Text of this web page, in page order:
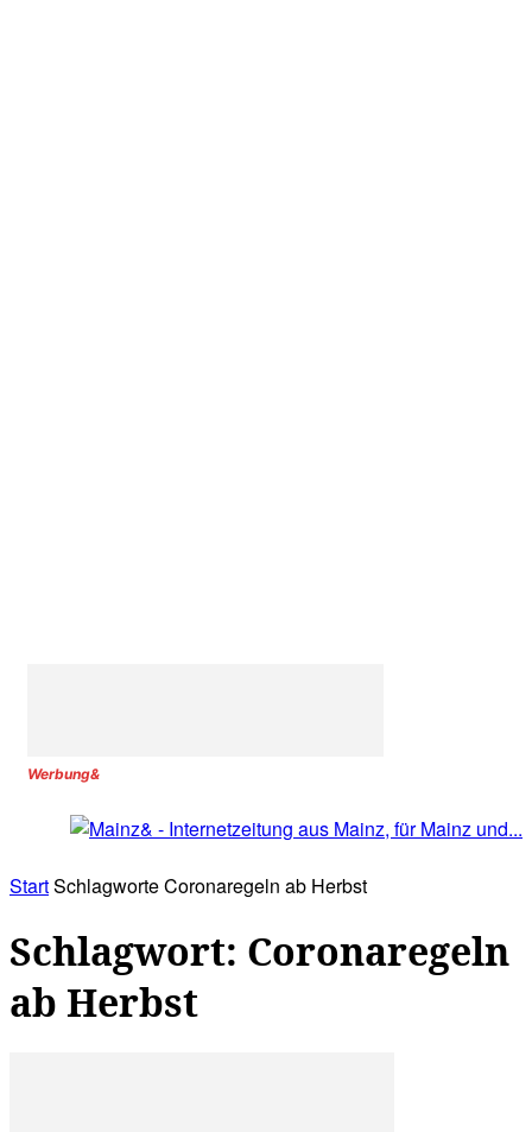
Werbung&
StartSchlagworteCoronaregeln ab Herbst
Schlagwort: Coronaregeln
ab Herbst